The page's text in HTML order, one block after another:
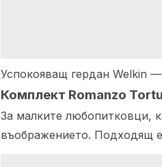
Успокояващ гердан Welkin —
Комплект Romanzo
За малките любопитковци,
въображението. Подходящ